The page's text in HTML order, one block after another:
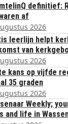
definitief:
af
2026
leerlijn helpt
van
2026
kans op vijfde
35 graden
2026
Weekly;
and life in